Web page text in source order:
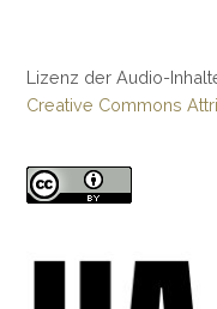
Lizenz der Audio-
Creative Commons